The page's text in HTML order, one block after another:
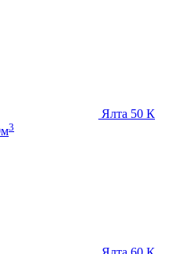
Ялта 50 К
3